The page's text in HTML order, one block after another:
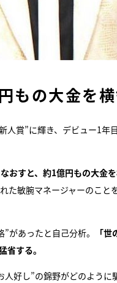
もの大金を
賞”に輝き、デビュー1
すと、約1億円もの大金を
た敏腕マネージャーのこと
があったと自己分析。
「
省する。
好し”の錦野がどのよう